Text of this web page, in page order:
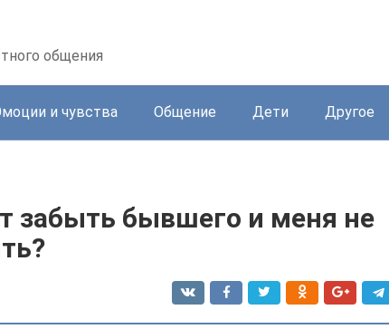
общения
и чувства Общение Дети Другое
забыть бывшего и меня не